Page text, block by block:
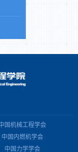
国机械工程学会
中国内燃机学会
中国力学学会